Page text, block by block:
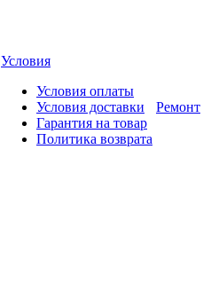
Условия
Условия оплаты
Условия доставки
Гарантия на товар
Политика возврата
Ремонт